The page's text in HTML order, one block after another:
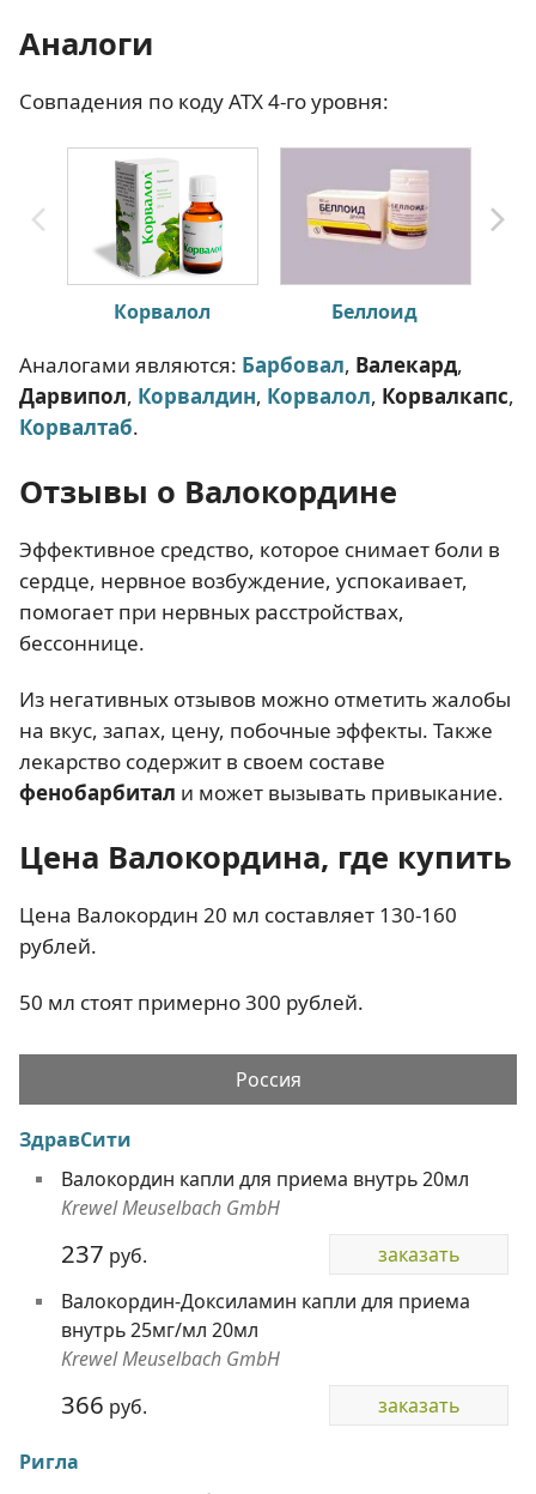
Аналоги
Совпадения по коду АТХ 4-го уровня:
Корвалол Беллоид
Аналогами являются: Барбовал, Валекард,
Дарвипол, Корвалдин, Корвалол, Корвалкапс,
Корвалтаб.
Отзывы о Валокордине
Эффективное средство, которое снимает боли в
сердце, нервное возбуждение, успокаивает,
помогает при нервных расстройствах,
бессоннице.
Из негативных отзывов можно отметить жалобы
на вкус, запах, цену, побочные эффекты. Также
лекарство содержит в своем составе
фенобарбитал и может вызывать привыкание.
Цена Валокордина, где купить
Цена Валокордин 20 мл составляет 130-160
рублей.
50 мл стоят примерно 300 рублей.
Россия
ЗдравСити
Валокордин капли для приема внутрь 20мл
Krewel Meuselbach GmbH
237 руб.
заказать
Валокордин-Доксиламин капли для приема
внутрь 25мг/мл 20мл
Krewel Meuselbach GmbH
366 руб. заказать
Ригла